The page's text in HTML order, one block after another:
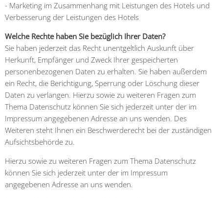
- Marketing im Zusammenhang mit Leistungen des Hotels und
Verbesserung der Leistungen des Hotels
Welche Rechte haben Sie bezüglich Ihrer Daten?
Sie haben jederzeit das Recht unentgeltlich Auskunft über
Herkunft, Empfänger und Zweck Ihrer gespeicherten
personenbezogenen Daten zu erhalten. Sie haben außerdem
ein Recht, die Berichtigung, Sperrung oder Löschung dieser
Daten zu verlangen. Hierzu sowie zu weiteren Fragen zum
Thema Datenschutz können Sie sich jederzeit unter der im
Impressum angegebenen Adresse an uns wenden. Des
Weiteren steht Ihnen ein Beschwerderecht bei der zuständigen
Aufsichtsbehörde zu.
Hierzu sowie zu weiteren Fragen zum Thema Datenschutz
können Sie sich jederzeit unter der im Impressum
angegebenen Adresse an uns wenden.